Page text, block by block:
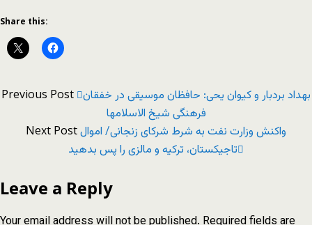
Share this:
Previous Post بهداد بردبار و کیوان یحی: حافظان موسیقی در خفقان
فرهنگی شیخ الاسلامها
Next Postواکنش وزارت نفت به شرط شرکای زنجانی/ اموال
تاجیکستان، ترکیه و مالزی را پس بدهید
Leave a Reply